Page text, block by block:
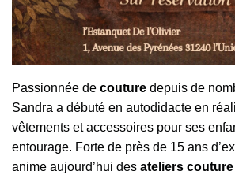
Passionnée de couturedepuis de
Sandra a débuté en autodidacte en
vêtements et accessoires pour ses
entourage. Forte de près de 15 ans
anime aujourd’hui des ateliers couture